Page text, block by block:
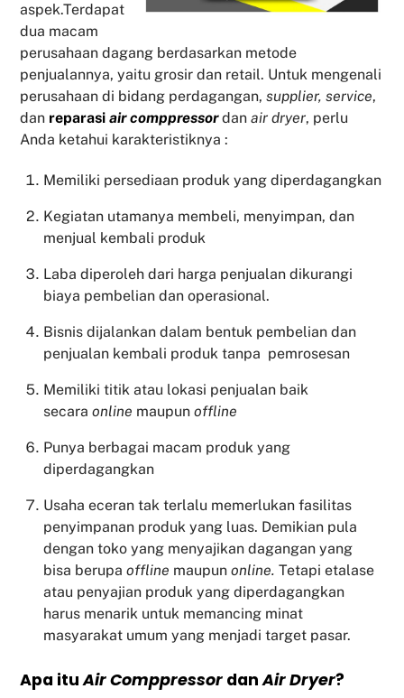
aspek.Terdapat
dua macam
perusahaan dagang berdasarkan metode
penjualannya, yaitu grosir dan retail. Untuk mengenali
perusahaan di bidang perdagangan,supplier, service,
dan reparasiair comppressordanair dryer, perlu
Anda ketahui karakteristiknya :
Memiliki persediaan produk yang diperdagangkan
Kegiatan utamanya membeli, menyimpan, dan
menjual kembali produk
Laba diperoleh dari harga penjualan dikurangi
biaya pembelian dan operasional.
Bisnis dijalankan dalam bentuk pembelian dan
penjualan kembali produk tanpa pemrosesan
Memiliki titik atau lokasi penjualan baik
secara online maupun offline
Punya berbagai macam produk yang
diperdagangkan
Usaha eceran tak terlalu memerlukan fasilitas
penyimpanan produk yang luas. Demikian pula
dengan toko yang menyajikan dagangan yang
bisa berupa offline maupun online. Tetapi etalase
atau penyajian produk yang diperdagangkan
harus menarik untuk memancing minat
masyarakat umum yang menjadi target pasar.
Apa ituAir Comppressor danAir Dryer?